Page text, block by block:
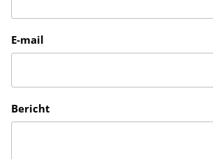
E-mail
Bericht